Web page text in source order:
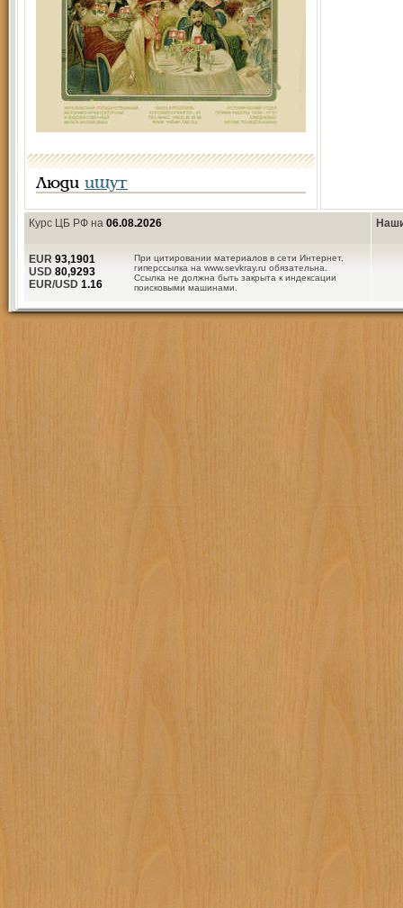
Люди ищут
Курс ЦБ РФ на 06.08.2026
При цитировании материалов в сети Интернет,
гиперссылка на www.sevkray.ru обязательна.
Ссылка не должна быть закрыта к индексации
поисковыми машинами.
EUR 93,1901
USD 80,9293
EUR/USD 1.16